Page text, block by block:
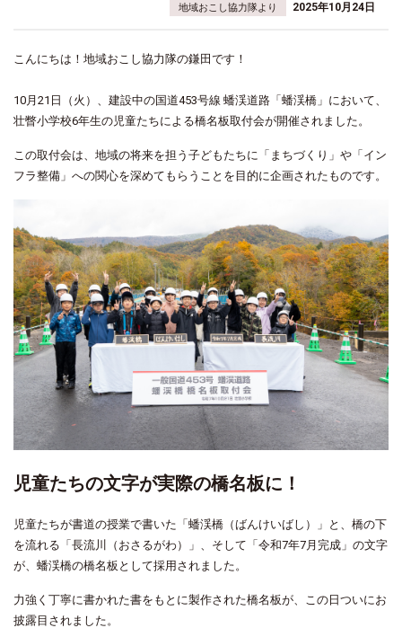
地域おこし協力隊より 2025年10月24日
こんにちは！地域おこし協力隊の鎌田です！
10月21日（火）、建設中の国道453号線 蟠渓道路「蟠渓橋」において、
壮瞥小学校6年生の児童たちによる橋名板取付会が開催されました。
この取付会は、地域の将来を担う子どもたちに「まちづくり」や「イン
フラ整備」への関心を深めてもらうことを目的に企画されたものです。
児童たちの文字が実際の橋名板に！
児童たちが書道の授業で書いた「 蟠渓橋（ばんけいばし）
」と、橋の下
を流れる「 長流川（おさるがわ） 」、そして「 令和7年7月完成 」の文字
が、蟠渓橋の橋名板として採用されました。
力強く丁寧に書かれた書をもとに製作された橋名板が、この日ついにお
披露目されました。